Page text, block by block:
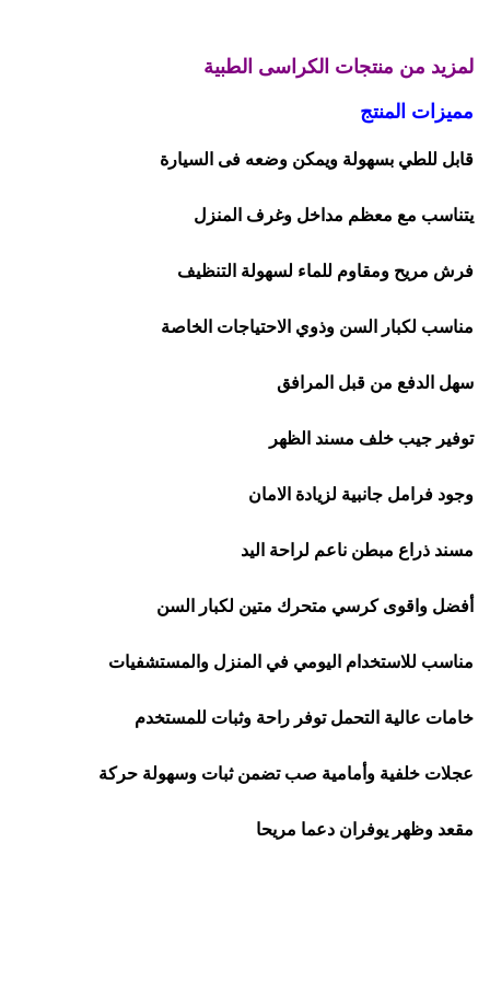
لمزيد من منتجات الكراسى الطبية
مميزات المنتج
قابل للطي بسهولة ويمكن وضعه فى السيارة
يتناسب مع معظم مداخل وغرف المنزل
فرش مريح ومقاوم للماء لسهولة التنظيف
مناسب لكبار السن وذوي الاحتياجات الخاصة
سهل الدفع من قبل المرافق
توفير جيب خلف مسند الظهر
وجود فرامل جانبية لزيادة الامان
مسند ذراع مبطن ناعم لراحة اليد
أفضل واقوىكرسي متحرك متين لكبار السن
مناسب للاستخدام اليومي في المنزل والمستشفيات
خامات عالية التحمل توفر راحة وثبات للمستخدم
عجلات خلفية وأمامية صب تضمن ثبات وسهولة حركة
مقعد وظهر يوفران دعما مريحا